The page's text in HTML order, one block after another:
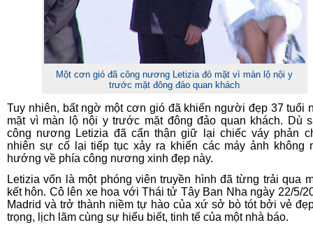
Một cơn gió đã công nương Letizia đỏ mặt vì màn lộ nội y
trước mặt đông đảo quan khách
Tuy nhiên, bất ngờ một cơn gió đã khiến người đẹp 37 tuổi
mặt vì màn lộ nội y trước mặt đông đảo quan khách. Dù
công nương Letizia đã cẩn thận giữ lại chiếc váy phản
nhiên sự cố lại tiếp tục xảy ra khiến các máy ảnh không
hướng về phía công nương xinh đẹp này.
Letizia vốn là một phóng viên truyền hình đã từng trải qua
kết hôn. Cô lên xe hoa với Thái tử Tây Ban Nha ngày 22/5/
Madrid và trở thành niềm tự hào của xứ sở bò tót bởi vẻ
trọng, lịch lãm cùng sự hiểu biết, tinh tế của một nhà báo.